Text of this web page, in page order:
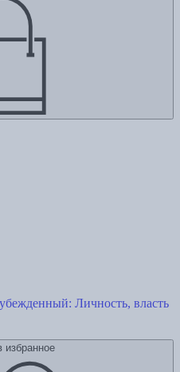
Личность, власть
избранное